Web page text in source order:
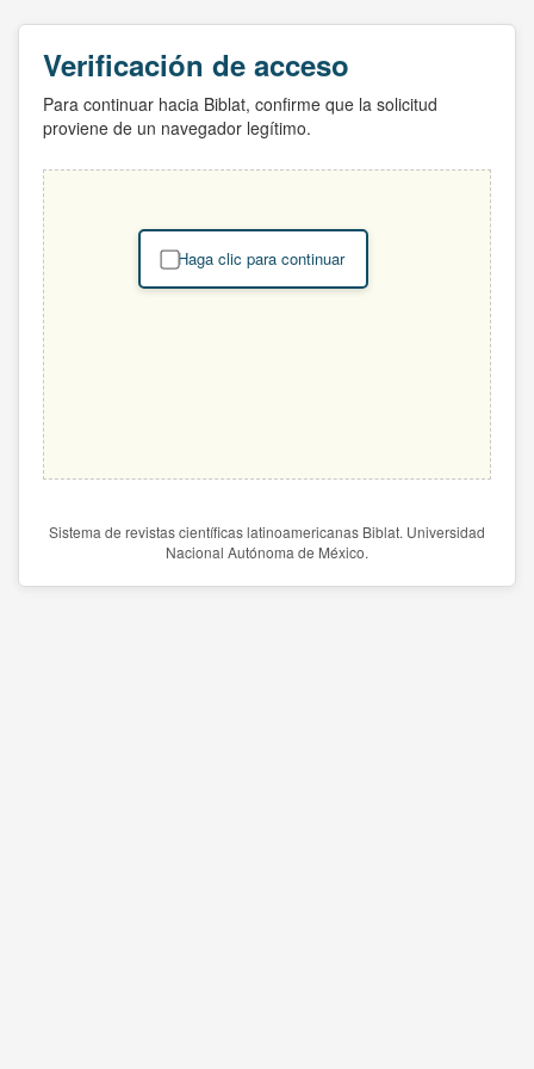
Verificación de acceso
Para continuar hacia Biblat, confirme que la solicitud
proviene de un navegador legítimo.
Haga clic para continuar
Sistema de revistas científicas latinoamericanas Biblat. Universidad
Nacional Autónoma de México.